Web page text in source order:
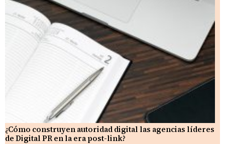
¿Cómo construyen autoridad digital las agencias líderes
de Digital PR en la era post-link?